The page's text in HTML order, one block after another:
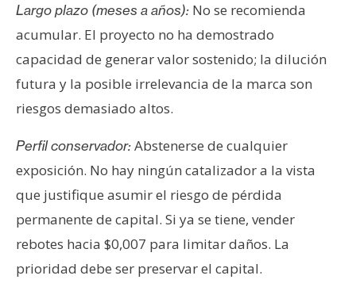
Largo plazo (meses a años): No se recomienda
acumular. El proyecto no ha demostrado
capacidad de generar valor sostenido; la dilución
futura y la posible irrelevancia de la marca son
riesgos demasiado altos.
Perfil conservador:Abstenerse de cualquier
exposición. No hay ningún catalizador a la vista
que justifique asumir el riesgo de pérdida
permanente de capital. Si ya se tiene, vender
rebotes hacia $0,007 para limitar daños. La
prioridad debe ser preservar el capital.